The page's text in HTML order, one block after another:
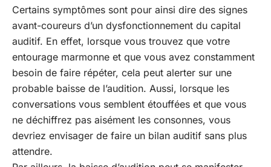
Certains symptômes sont pour ainsi dire des signes
avant-coureurs d’un dysfonctionnement du capital
auditif. En effet, lorsque vous trouvez que votre
entourage marmonne et que vous avez constamment
besoin de faire répéter, cela peut alerter sur une
probable baisse de l’audition. Aussi, lorsque les
conversations vous semblent étouffées et que vous
ne déchiffrez pas aisément les consonnes, vous
devriez envisager de faire un bilan auditif sans plus
attendre.